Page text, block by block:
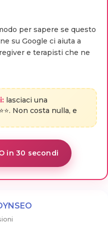
per sapere se questo
su Google ci aiuta a
e terapisti che ne
lasciaci una
Non costa nulla, e
in 30 secondi